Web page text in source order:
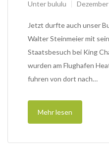
Unterbululu
Jetzt durfte auch unser
Walter Steinmeier mit
Staatsbesuch bei King
wurden am Flughafen
fuhren von dort nach…
Mehr lesen